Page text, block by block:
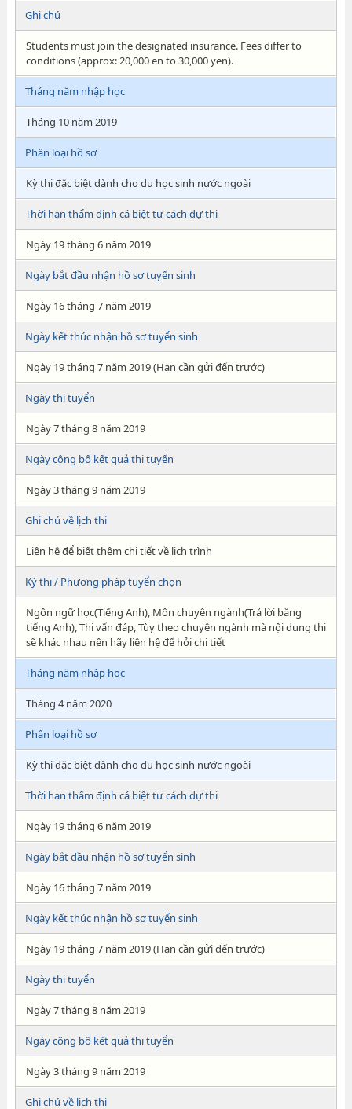
Ghi chú
Students must join the designated insurance. Fees differ to
conditions (approx: 20,000 en to 30,000 yen).
Tháng năm nhập học
Tháng 10 năm 2019
Phân loại hồ sơ
Kỳ thi đặc biệt dành cho du học sinh nước ngoài
Thời hạn thẩm định cá biệt tư cách dự thi
Ngày 19 tháng 6 năm 2019
Ngày bắt đầu nhận hồ sơ tuyển sinh
Ngày 16 tháng 7 năm 2019
Ngày kết thúc nhận hồ sơ tuyển sinh
Ngày 19 tháng 7 năm 2019 (Hạn cần gửi đến trước)
Ngày thi tuyển
Ngày 7 tháng 8 năm 2019
Ngày công bố kết quả thi tuyển
Ngày 3 tháng 9 năm 2019
Ghi chú về lịch thi
Liên hệ để biết thêm chi tiết về lịch trình
Kỳ thi / Phương pháp tuyển chọn
Ngôn ngữ học(Tiếng Anh), Môn chuyên ngành(Trả lời bằng
tiếng Anh), Thi vấn đáp, Tùy theo chuyên ngành mà nội dung thi
sẽ khác nhau nên hãy liên hệ để hỏi chi tiết
Tháng năm nhập học
Tháng 4 năm 2020
Phân loại hồ sơ
Kỳ thi đặc biệt dành cho du học sinh nước ngoài
Thời hạn thẩm định cá biệt tư cách dự thi
Ngày 19 tháng 6 năm 2019
Ngày bắt đầu nhận hồ sơ tuyển sinh
Ngày 16 tháng 7 năm 2019
Ngày kết thúc nhận hồ sơ tuyển sinh
Ngày 19 tháng 7 năm 2019 (Hạn cần gửi đến trước)
Ngày thi tuyển
Ngày 7 tháng 8 năm 2019
Ngày công bố kết quả thi tuyển
Ngày 3 tháng 9 năm 2019
Ghi chú về lịch thi